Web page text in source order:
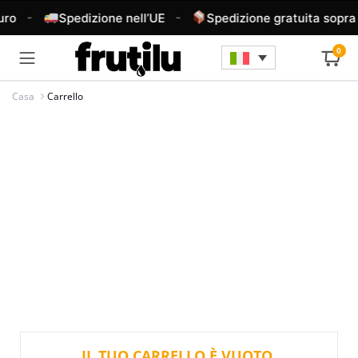
- Spedizione nell’UE Spedizione gratuita sopra
0
Casa Carrello